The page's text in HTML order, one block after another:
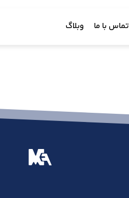
تماس با ما وبلاگ